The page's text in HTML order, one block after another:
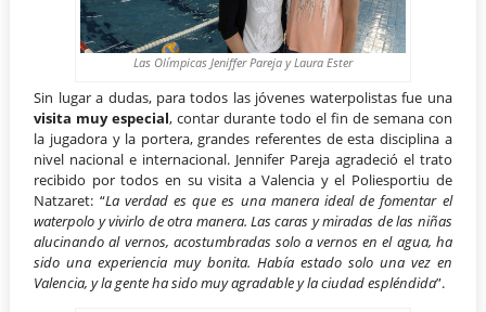
Las Olímpicas Jeniffer Pareja y Laura Ester
Sin lugar a dudas, para todos las jóvenes waterpolistas fue una
visita muy especial, contar durante todo el fin de semana con
la jugadora y la portera, grandes referentes de esta disciplina a
nivel nacional e internacional. Jennifer Pareja agradeció el trato
recibido por todos en su visita a Valencia y el Poliesportiu de
Natzaret: “La verdad es que es una manera ideal de fomentar el
waterpolo y vivirlo de otra manera. Las caras y miradas de las niñas
alucinando al vernos, acostumbradas solo a vernos en el agua, ha
sido una experiencia muy bonita. Había estado solo una vez en
Valencia, y la gente ha sido muy agradable y la ciudad espléndida”.